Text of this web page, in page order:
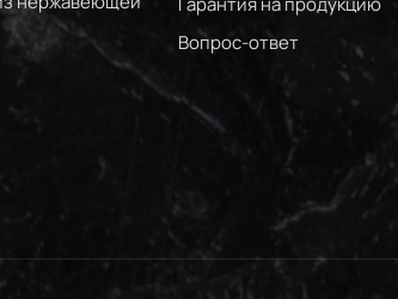
Вопрос-ответ